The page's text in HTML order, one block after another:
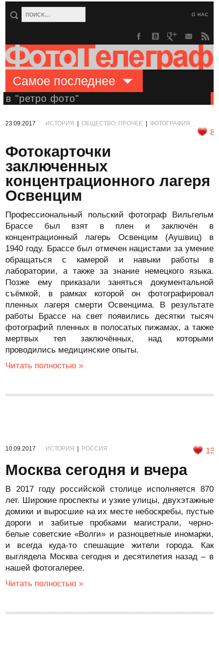
О НАС
Самое последнее
в "ретро фото"
23.09.2017 ИСТОРИЯ |ОБЩЕСТВО::ПРОЧЕЕ |ФОТОГРАФИЯ
8
Фотокарточки
заключенных
концентрационного лагеря
Освенцим
Профессиональный польский фотограф Вильгельм
Брассе был взят в плен и заключён в
концентрационный лагерь Освенцим (Аушвиц) в
1940 году. Брассе был отмечен нацистами за умение
обращаться с камерой и навыки работы в
лаборатории, а также за знание немецкого языка.
Позже ему приказали заняться документальной
съёмкой, в рамках которой он фотографировал
пленных лагеря смерти Освенцима. В результате
работы Брассе на свет появились десятки тысяч
фотографий пленных в полосатых пижамах, а также
мертвых тел заключённых, над которыми
проводились медицинские опыты.
Читать полностью »
10.09.2017 ИСТОРИЯ РОССИЯ 13
Москва сегодня и вчера
В 2017 году российской столице исполняется 870
лет. Широкие проспекты и узкие улицы, двухэтажные
домики и выросшие на их месте небоскребы, пустые
дороги и забитые пробками магистрали, черно-
белые советские «Волги» и разноцветные иномарки,
и всегда куда-то спешащие жители города. Как
выглядела Москва сегодня и десятилетия назад – в
нашей фотогалерее.
Читать полностью »